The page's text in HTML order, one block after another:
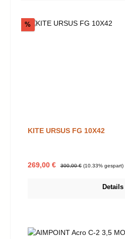
%Rabatt
KITE URSUS FG 10X42
Verkaufspreis:
269,00 € Regulärer Preis:
300,00 € (10.33% gespart)
Details